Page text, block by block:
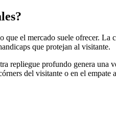
el mercado suele ofrecer.
que protejan al visitante.
repliegue profundo genera una
del visitante o en el empate